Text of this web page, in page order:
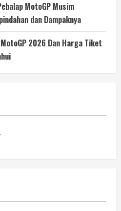
MotoGP Musim
dan Dampaknya
2026 Dan Harga Tiket